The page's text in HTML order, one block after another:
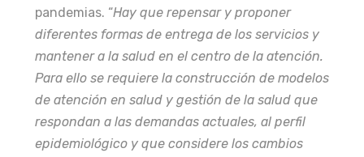
pandemias. “Hay que repensar y proponer
diferentes formas de entrega de los servicios y
mantener a la salud en el centro de la atención.
Para ello se requiere la construcción de modelos
de atención en salud y gestión de la salud que
respondan a las demandas actuales, al perfil
epidemiológico y que considere los cambios